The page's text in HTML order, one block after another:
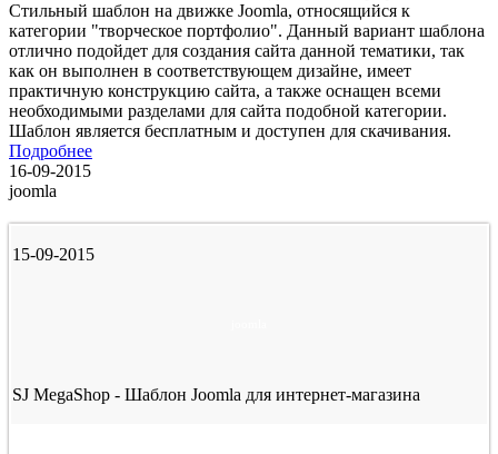
Стильный шаблон на движке Joomla, относящийся к
категории "творческое портфолио". Данный вариант шаблона
отлично подойдет для создания сайта данной тематики, так
как он выполнен в соответствующем дизайне, имеет
практичную конструкцию сайта, а также оснащен всеми
необходимыми разделами для сайта подобной категории.
Шаблон является бесплатным и доступен для скачивания.
Подробнее
16-09-2015
joomla
15-09-2015
SJ MegaShop - Шаблон Joomla для интернет-магазина